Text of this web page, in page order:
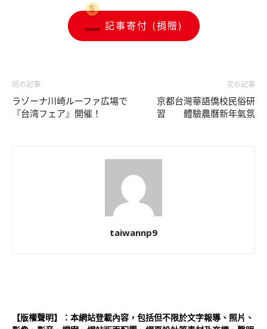
記事寄付 (捐贈)
前の記事
ラゾーナ川崎ルーファ広場で
『台湾フェア』開催！
次の記事
京都台灣華語僑校民俗研
習 體驗農曆新年氣氛
taiwannp9
【版權聲明】：本網站登載內容，包括但不限於文字報導、照片、